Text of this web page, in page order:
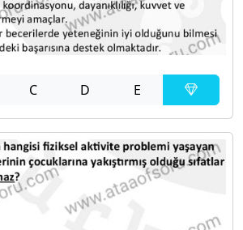
C D E